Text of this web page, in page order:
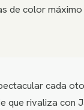
de color
cada
que rivaliza con